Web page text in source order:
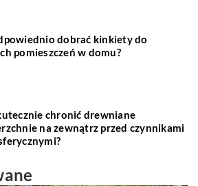
dobrać kinkiety do
pomieszczeń w domu?
chronić drewniane
na zewnątrz przed czynnikami